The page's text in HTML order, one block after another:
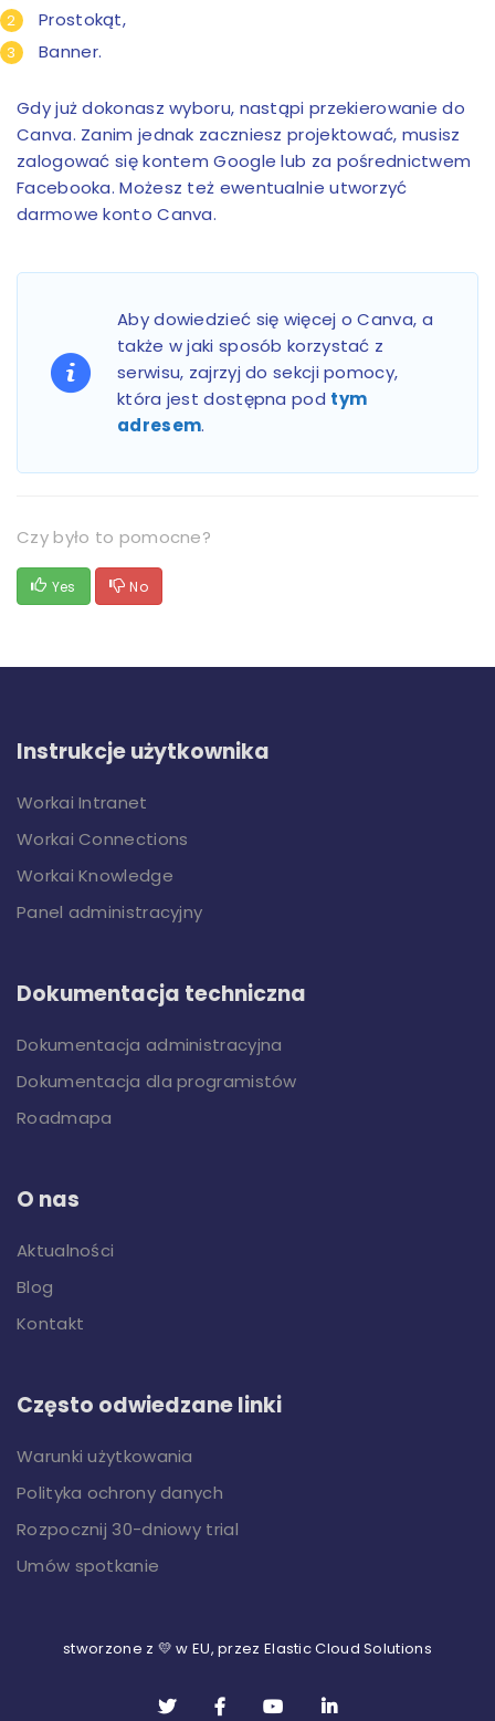
Prostokąt,
Banner.
Gdy już dokonasz wyboru, nastąpi przekierowanie do
Canva. Zanim jednak zaczniesz projektować, musisz
zalogować się kontem Google lub za pośrednictwem
Facebooka. Możesz też ewentualnie utworzyć
darmowe konto Canva.
Aby dowiedzieć się więcej o Canva, a
także w jaki sposób korzystać z
serwisu, zajrzyj do sekcji pomocy,
która jest dostępna pod tym
adresem.
Czy było to pomocne?
Yes No
Instrukcje użytkownika
Workai Intranet
Workai Connections
Workai Knowledge
Panel administracyjny
Dokumentacja techniczna
Dokumentacja administracyjna
Dokumentacja dla programistów
Roadmapa
O nas
Aktualności
Blog
Kontakt
Często odwiedzane linki
Warunki użytkowania
Polityka ochrony danych
Rozpocznij 30-dniowy trial
Umów spotkanie
stworzone z 💛 w EU, przez Elastic Cloud Solutions